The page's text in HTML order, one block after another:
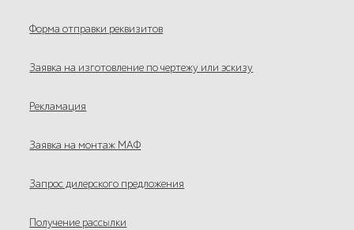
Форма отправки реквизитов
Заявка на изготовление по чертежу или эскизу
Рекламация
Заявка на монтаж МАФ
Запрос дилерского предложения
Получение рассылки